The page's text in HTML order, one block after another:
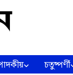
চতুষ্পর্ণী